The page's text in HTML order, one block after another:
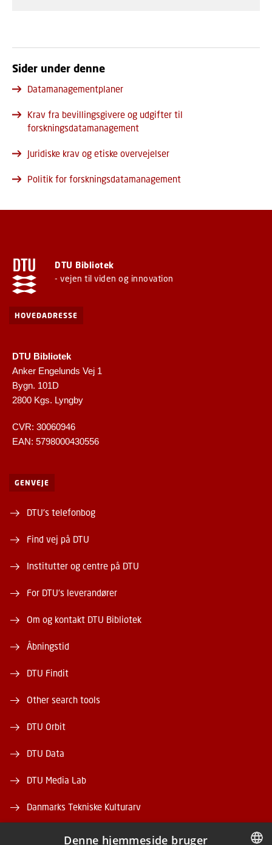
Sider under denne
Datamanagementplaner
Krav fra bevillingsgivere og udgifter til
forskningsdatamanagement
Juridiske krav og etiske overvejelser
Politik for forskningsdatamanagement
DTU Bibliotek
- vejen til viden og innovation
HOVEDADRESSE
DTU Bibliotek
Anker Engelunds Vej 1
Bygn. 101D
2800 Kgs. Lyngby
CVR: 30060946
EAN: 5798000430556
GENVEJE
DTU's telefonbog
Find vej på DTU
Institutter og centre på DTU
For DTU's leverandører
Om og kontakt DTU Bibliotek
Åbningstid
DTU Findit
Other search tools
DTU Orbit
DTU Data
DTU Media Lab
Danmarks Tekniske Kulturarv
Denne hjemmeside bruger